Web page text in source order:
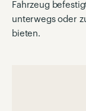
Fahrzeug
unterwegs oder
bieten.